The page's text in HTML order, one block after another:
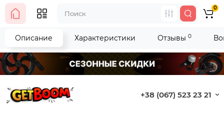
+38 (067) 523 23 21
0
Описание Характеристики Отзывы 0